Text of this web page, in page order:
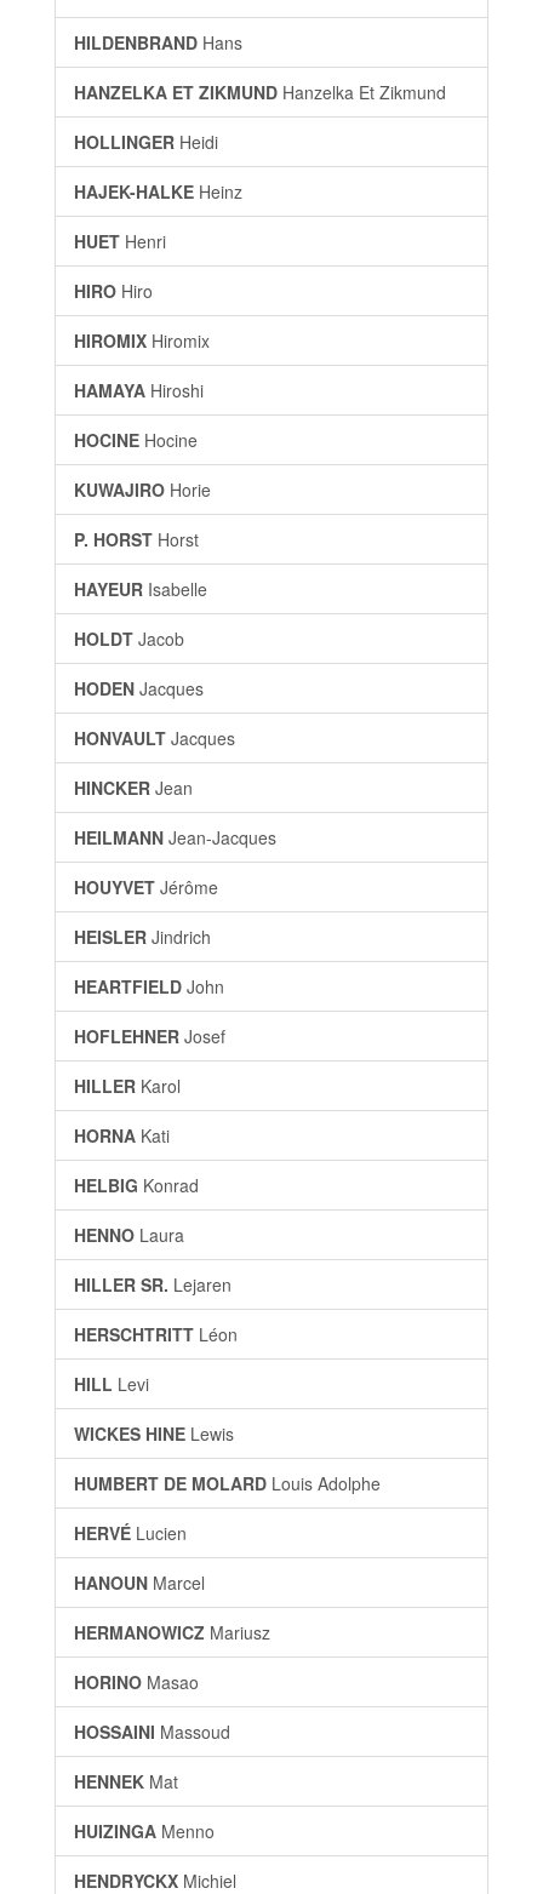
HILDENBRAND Hans
HANZELKA ET ZIKMUND Hanzelka Et Zikmund
HOLLINGER Heidi
HAJEK-HALKE Heinz
HUET Henri
HIRO Hiro
HIROMIX Hiromix
HAMAYA Hiroshi
HOCINE Hocine
KUWAJIRO Horie
P. HORST Horst
HAYEUR Isabelle
HOLDT Jacob
HODEN Jacques
HONVAULT Jacques
HINCKER Jean
HEILMANN Jean-Jacques
HOUYVET Jérôme
HEISLER Jindrich
HEARTFIELD John
HOFLEHNER Josef
HILLER Karol
HORNA Kati
HELBIG Konrad
HENNO Laura
HILLER SR. Lejaren
HERSCHTRITT Léon
HILL Levi
WICKES HINE Lewis
HUMBERT DE MOLARD Louis Adolphe
HERVÉ Lucien
HANOUN Marcel
HERMANOWICZ Mariusz
HORINO Masao
HOSSAINI Massoud
HENNEK Mat
HUIZINGA Menno
HENDRYCKX Michiel